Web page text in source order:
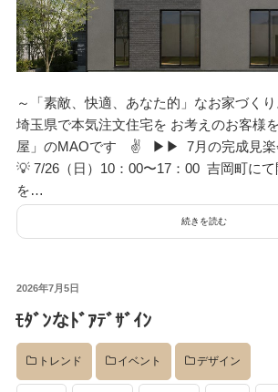
～「素敵、快適、あなた的」なお家づく
埼玉県で本気注文住宅を お考えのお客様
屋」のMAOです ✌ ▶︎▶︎ 7月の完成見楽
💡 7/26（日）10：00〜17：00 吉岡町に
を…
続きを読む
投
日:
2026年7月5日
ﾓﾀﾞﾝなﾄﾞｱﾃﾞｻﾞｲﾝ
トレンド イベント デザイン
検
本気注文住宅なら群馬の工務店｜楽屋（がくや）